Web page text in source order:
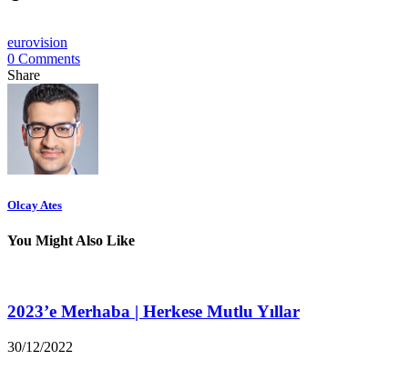
eurovision
0 Comments
Share
Olcay Ates
You Might Also Like
2023’e Merhaba | Herkese Mutlu Yıllar
30/12/2022